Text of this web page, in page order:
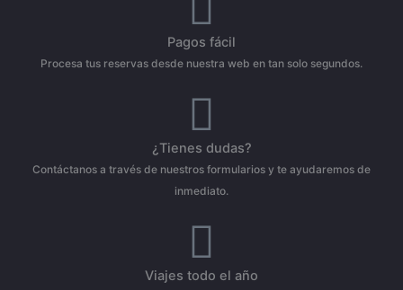
Pagos fácil
Procesa tus reservas desde nuestra web en tan solo segundos.
¿Tienes dudas?
Contáctanos a través de nuestros formularios y te ayudaremos de
inmediato.
Viajes todo el año